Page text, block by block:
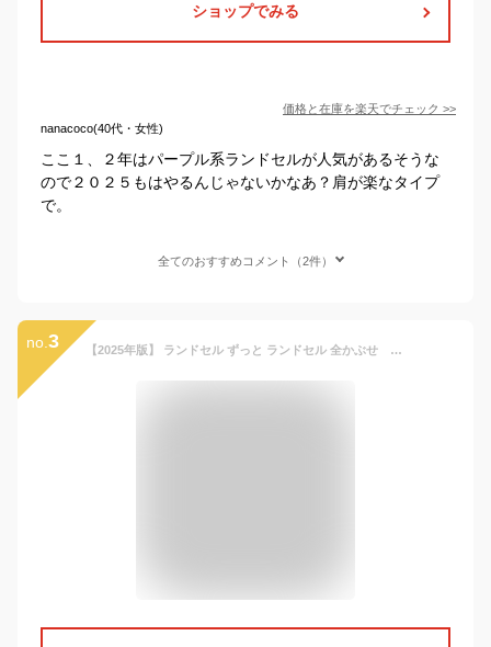
ショップでみる
価格と在庫を楽天でチェック >>
nanacoco(40代・女性)
ここ１、２年はパープル系ランドセルが人気があるそうな
ので２０２５もはやるんじゃないかなあ？肩が楽なタイプ
で。
全てのおすすめコメント（2件）
no. 3 【2025年版】 ランドセル ずっと ランドセル 全かぶせ ミモザ フィットちゃん 女の子 シンプル 軽量 A4フラットファイル対応 くすみカラー ニュアンスカラー ミント ホワイト ピンク ラベンダー キャメル グレージュ クラリーノ 日本製 国産